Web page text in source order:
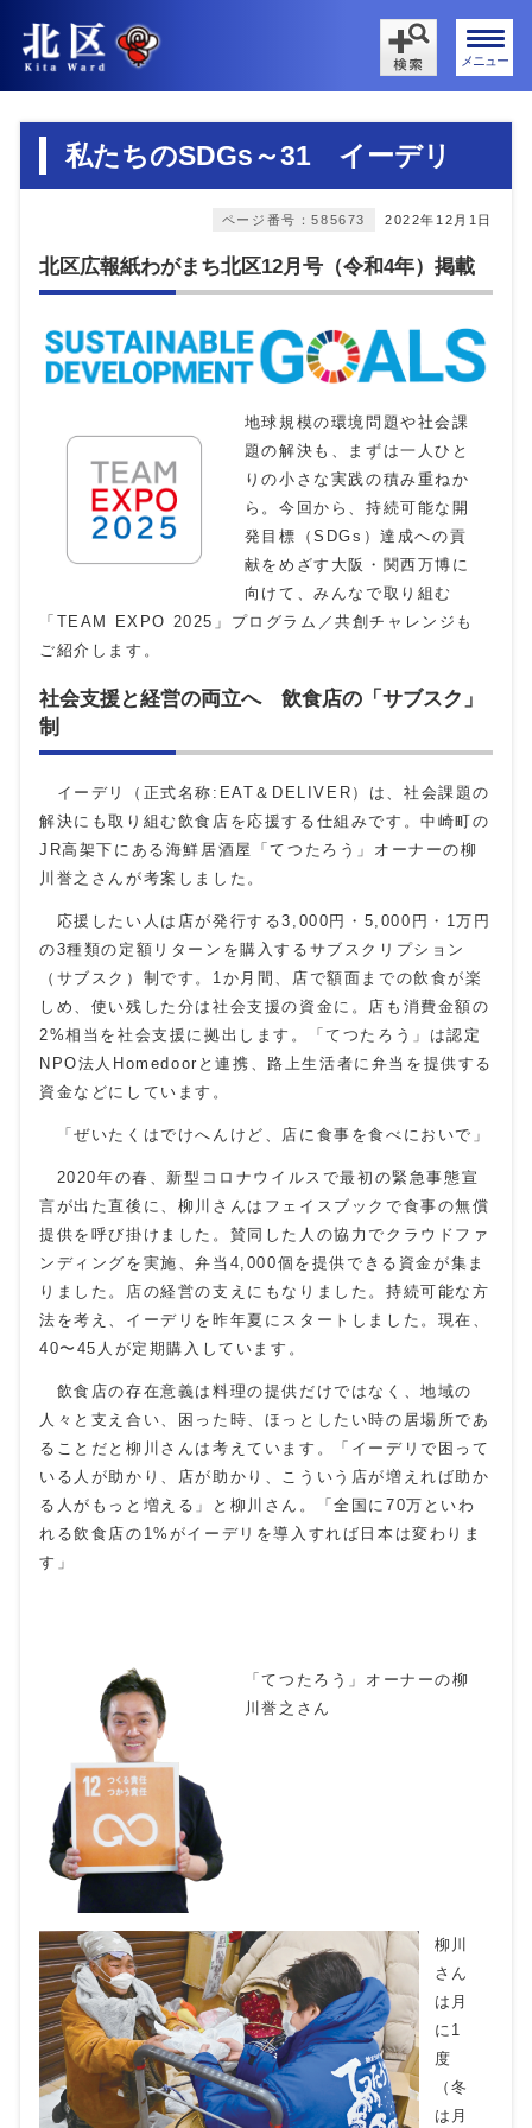
メニュー
私たちのSDGs～31 イーデリ
2022年12月1日
ページ番号：585673
北区広報紙わがまち北区12月号（令和4年）掲載
地球規模の環境問題や社会課
題の解決も、まずは一人ひと
りの小さな実践の積み重ねか
ら。今回から、持続可能な開
発目標（SDGs）達成への貢
献をめざす大阪・関西万博に
向けて、みんなで取り組む
「TEAM EXPO 2025」プログラム／共創チャレンジも
ご紹介します。
社会支援と経営の両立へ 飲食店の「サブスク」
制
イーデリ（正式名称:EAT＆DELIVER）は、社会課題の
解決にも取り組む飲食店を応援する仕組みです。中崎町の
JR高架下にある海鮮居酒屋「てつたろう」オーナーの柳
川誉之さんが考案しました。
応援したい人は店が発行する3,000円・5,000円・1万円
の3種類の定額リターンを購入するサブスクリプション
（サブスク）制です。1か月間、店で額面までの飲食が楽
しめ、使い残した分は社会支援の資金に。店も消費金額の
2%相当を社会支援に拠出します。「てつたろう」は認定
NPO法人Homedoorと連携、路上生活者に弁当を提供する
資金などにしています。
「ぜいたくはでけへんけど、店に食事を食べにおいで」
2020年の春、新型コロナウイルスで最初の緊急事態宣
言が出た直後に、柳川さんはフェイスブックで食事の無償
提供を呼び掛けました。賛同した人の協力でクラウドファ
ンディングを実施、弁当4,000個を提供できる資金が集ま
りました。店の経営の支えにもなりました。持続可能な方
法を考え、イーデリを昨年夏にスタートしました。現在、
40〜45人が定期購入しています。
飲食店の存在意義は料理の提供だけではなく、地域の
人々と支え合い、困った時、ほっとしたい時の居場所であ
ることだと柳川さんは考えています。「イーデリで困って
いる人が助かり、店が助かり、こういう店が増えれば助か
る人がもっと増える」と柳川さん。「全国に70万といわ
れる飲食店の1%がイーデリを導入すれば日本は変わりま
す」
「てつたろう」オーナーの柳
川誉之さん
柳川
さん
は月
に1
度
（冬
は月